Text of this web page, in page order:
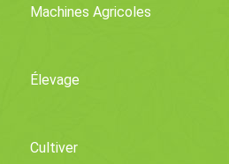
Machines Agricoles
Élevage
Cultiver